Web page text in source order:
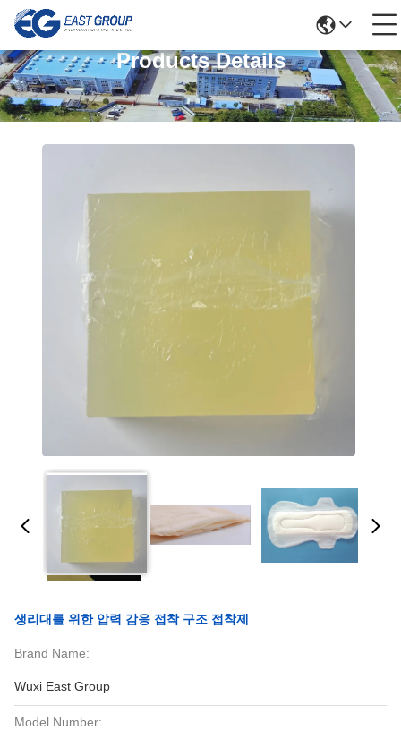
Products Details
생리대를 위한 압력 감응 접착 구조 접착제
Brand Name:
Wuxi East Group
Model Number: